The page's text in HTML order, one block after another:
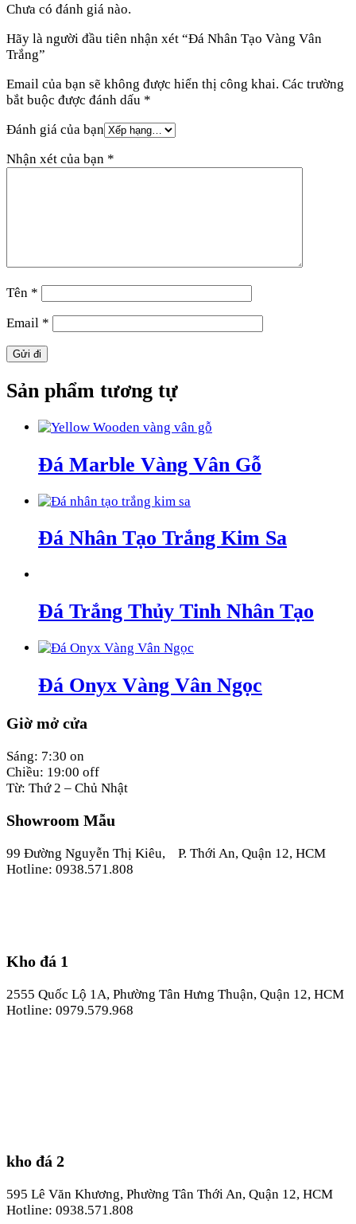
Chưa có đánh giá nào.
Hãy là người đầu tiên nhận xét “Đá Nhân Tạo Vàng Vân
Trắng”
Email của bạn sẽ không được hiển thị công khai. Các trường
bắt buộc được đánh dấu *
Đánh giá của bạn
Nhận xét của bạn *
Tên *
Email *
Sản phẩm tương tự
Đá Marble Vàng Vân Gỗ
Đá Nhân Tạo Trắng Kim Sa
Đá Trắng Thủy Tinh Nhân Tạo
Đá Onyx Vàng Vân Ngọc
Giờ mở cửa
Sáng: 7:30 on
Chiều: 19:00 off
Từ: Thứ 2 – Chủ Nhật
Showroom Mẫu
99 Đường Nguyễn Thị Kiêu, P. Thới An, Quận 12, HCM
Hotline: 0938.571.808
Kho đá 1
2555 Quốc Lộ 1A, Phường Tân Hưng Thuận, Quận 12, HCM
Hotline: 0979.579.968
kho đá 2
595 Lê Văn Khương, Phường Tân Thới An, Quận 12, HCM
Hotline: 0938.571.808